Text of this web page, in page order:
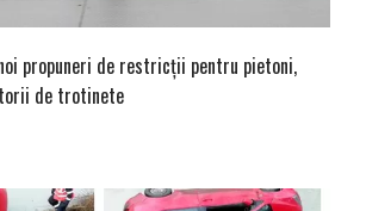
propuneri de restricții pentru pietoni,
de trotinete